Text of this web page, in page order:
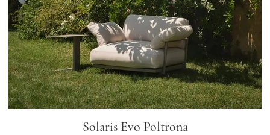
Solaris Evo Poltrona